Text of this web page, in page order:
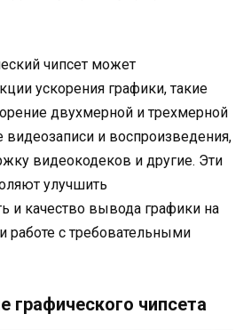
чипсет может
ускорения графики, такие
двухмерной и трехмерной
видеозаписи и воспроизведения,
видеокодеков и другие. Эти
улучшить
и качество вывода графики на
работе с требовательными
графического чипсета